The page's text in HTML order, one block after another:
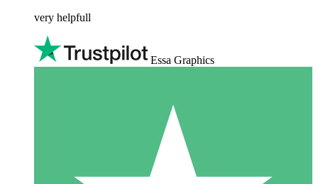
very helpfull
Essa Graphics